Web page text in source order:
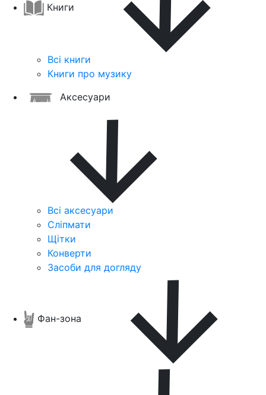
Книги
Всі книги
Книги про музику
Аксесуари
Всі аксесуари
Сліпмати
Щітки
Конверти
Засоби для догляду
Фан-зона